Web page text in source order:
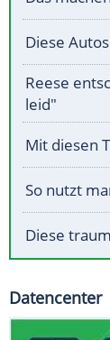
Diese
Reese
leid"
Mit diesen
So nutzt
Diese
Datencenter